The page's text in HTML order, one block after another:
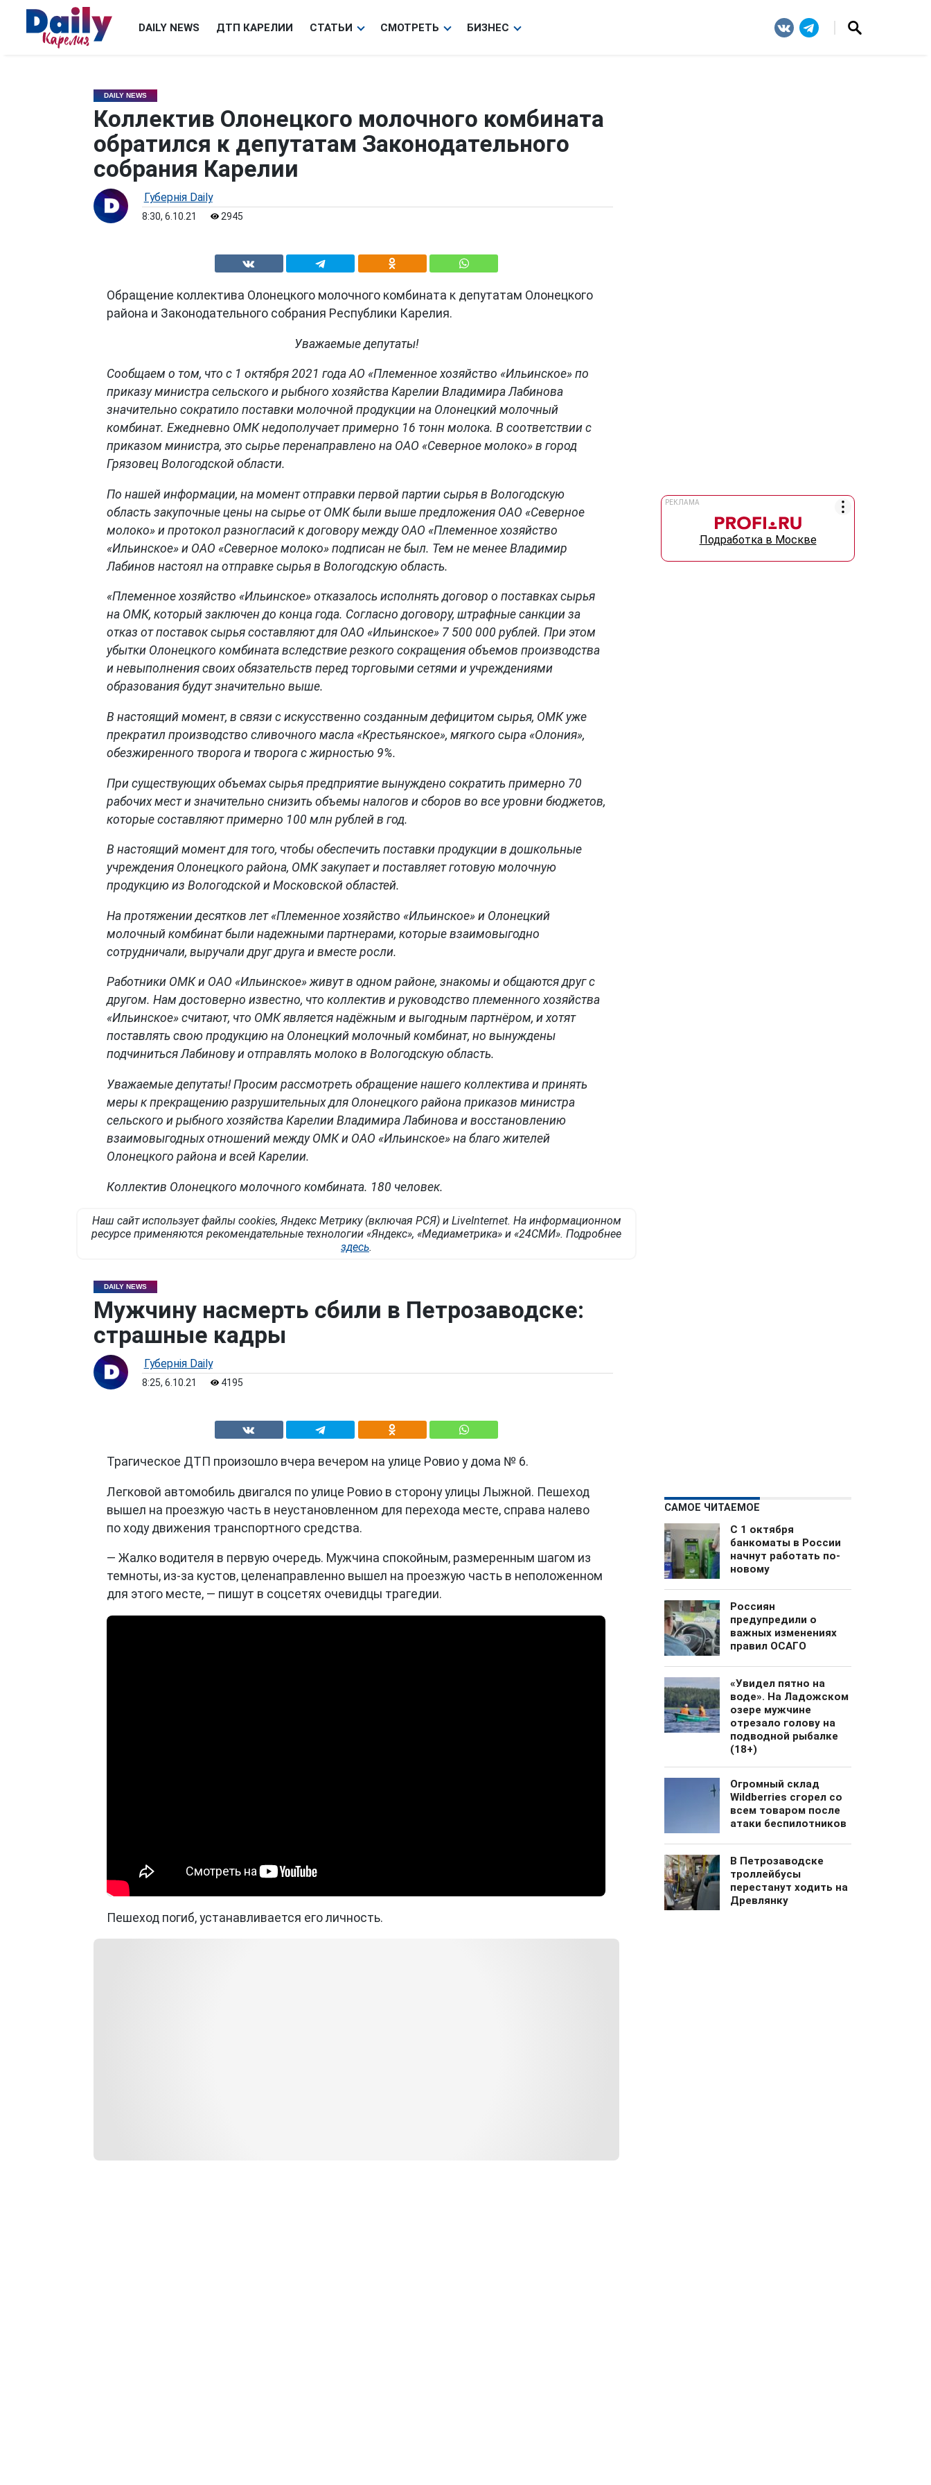
DAILY NEWS ДТП КАРЕЛИИ СТАТЬИ СМОТРЕТЬ БИЗНЕС
DAILY NEWS
Коллектив Олонецкого молочного комбината
обратился к депутатам Законодательного
собрания Карелии
Губернiя Daily
8:30, 6.10.21 2945
Обращение коллектива Олонецкого молочного комбината к депутатам Олонецкого
района и Законодательного собрания Республики Карелия.
Уважаемые депутаты!
Сообщаем о том, что с 1 октября 2021 года АО «Племенное хозяйство «Ильинское» по
приказу министра сельского и рыбного хозяйства Карелии Владимира Лабинова
значительно сократило поставки молочной продукции на Олонецкий молочный
комбинат. Ежедневно ОМК недополучает примерно 16 тонн молока. В соответствии с
приказом министра, это сырье перенаправлено на ОАО «Северное молоко» в город
Грязовец Вологодской области.
По нашей информации, на момент отправки первой партии сырья в Вологодскую
область закупочные цены на сырье от ОМК были выше предложения ОАО «Северное
молоко» и протокол разногласий к договору между ОАО «Племенное хозяйство
«Ильинское» и ОАО «Северное молоко» подписан не был. Тем не менее Владимир
Лабинов настоял на отправке сырья в Вологодскую область.
«Племенное хозяйство «Ильинское» отказалось исполнять договор о поставках сырья
на ОМК, который заключен до конца года. Согласно договору, штрафные санкции за
отказ от поставок сырья составляют для ОАО «Ильинское» 7 500 000 рублей. При этом
убытки Олонецкого комбината вследствие резкого сокращения объемов производства
и невыполнения своих обязательств перед торговыми сетями и учреждениями
образования будут значительно выше.
В настоящий момент, в связи с искусственно созданным дефицитом сырья, ОМК уже
прекратил производство сливочного масла «Крестьянское», мягкого сыра «Олония»,
обезжиренного творога и творога с жирностью 9%.
При существующих объемах сырья предприятие вынуждено сократить примерно 70
рабочих мест и значительно снизить объемы налогов и сборов во все уровни бюджетов,
которые составляют примерно 100 млн рублей в год.
В настоящий момент для того, чтобы обеспечить поставки продукции в дошкольные
учреждения Олонецкого района, ОМК закупает и поставляет готовую молочную
продукцию из Вологодской и Московской областей.
На протяжении десятков лет «Племенное хозяйство «Ильинское» и Олонецкий
молочный комбинат были надежными партнерами, которые взаимовыгодно
сотрудничали, выручали друг друга и вместе росли.
Работники ОМК и ОАО «Ильинское» живут в одном районе, знакомы и общаются друг с
другом. Нам достоверно известно, что коллектив и руководство племенного хозяйства
«Ильинское» считают, что ОМК является надёжным и выгодным партнёром, и хотят
поставлять свою продукцию на Олонецкий молочный комбинат, но вынуждены
подчиниться Лабинову и отправлять молоко в Вологодскую область.
Уважаемые депутаты! Просим рассмотреть обращение нашего коллектива и принять
меры к прекращению разрушительных для Олонецкого района приказов министра
сельского и рыбного хозяйства Карелии Владимира Лабинова и восстановлению
взаимовыгодных отношений между ОМК и ОАО «Ильинское» на благо жителей
Олонецкого района и всей Карелии.
Коллектив Олонецкого молочного комбината. 180 человек.
Наш сайт использует файлы cookies, Яндекс Метрику (включая РСЯ) и LiveInternet. На информационном
ресурсе применяются рекомендательные технологии «Яндекс», «Медиаметрика» и «24СМИ». Подробнее
здесь.
DAILY NEWS
Мужчину насмерть сбили в Петрозаводске:
страшные кадры
Губернiя Daily
8:25, 6.10.21 4195
Трагическое ДТП произошло вчера вечером на улице Ровио у дома № 6.
Легковой автомобиль двигался по улице Ровио в сторону улицы Лыжной. Пешеход
вышел на проезжую часть в неустановленном для перехода месте, справа налево
по ходу движения транспортного средства.
— Жалко водителя в первую очередь. Мужчина спокойным, размеренным шагом из
темноты, из-за кустов, целенаправленно вышел на проезжую часть в неположенном
для этого месте, — пишут в соцсетях очевидцы трагедии.
Пешеход погиб, устанавливается его личность.
РЕКЛАМА
Подработка в Москве
САМОЕ ЧИТАЕМОЕ
С 1 октября
банкоматы в России
начнут работать по-
новому
Россиян
предупредили о
важных изменениях
правил ОСАГО
«Увидел пятно на
воде». На Ладожском
озере мужчине
отрезало голову на
подводной рыбалке
(18+)
Огромный cклад
Wildberries сгорел со
всем товаром после
атаки беспилотников
В Петрозаводске
троллейбусы
перестанут ходить на
Древлянку